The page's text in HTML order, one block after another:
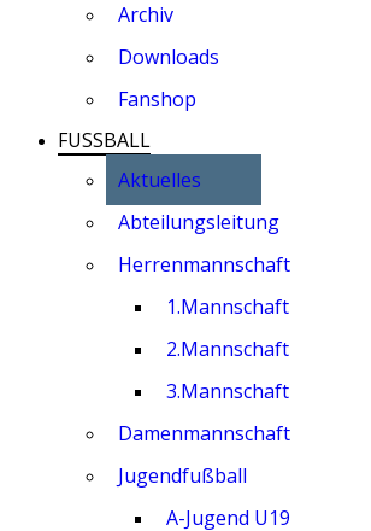
Archiv
Downloads
Fanshop
FUSSBALL
Aktuelles
Abteilungsleitung
Herrenmannschaft
1.Mannschaft
2.Mannschaft
3.Mannschaft
Damenmannschaft
Jugendfußball
A-Jugend U19